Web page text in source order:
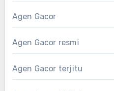
Agen Gacor
Agen Gacor resmi
Agen Gacor terjitu